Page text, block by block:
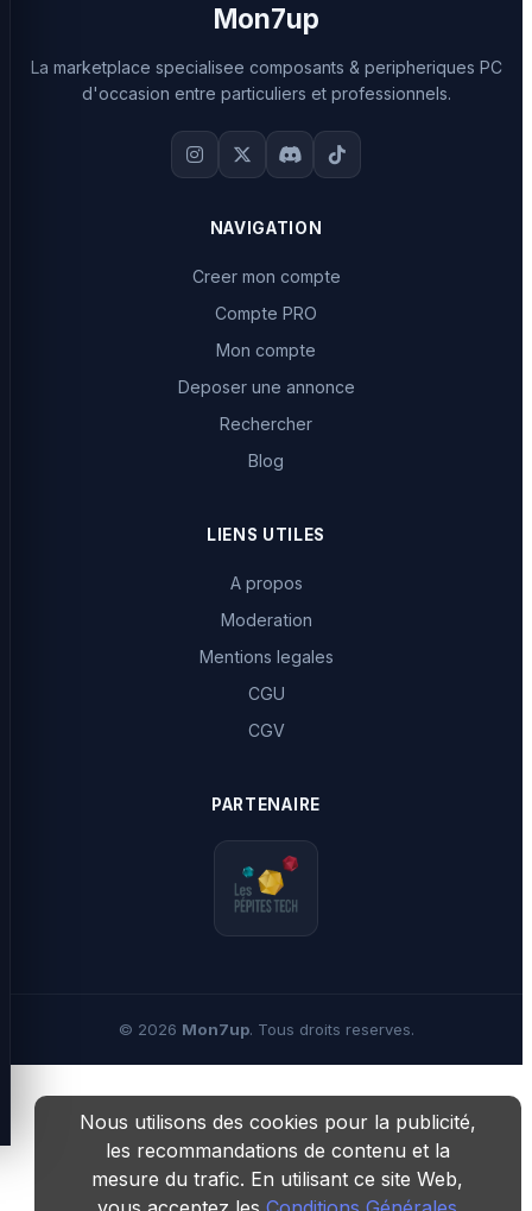
Nous utilisons des cookies pour la publicité,
les recommandations de contenu et la
mesure du trafic. En utilisant ce site Web,
Mon7up
La marketplace specialisee composants & peripheriques PC
d'occasion entre particuliers et professionnels.
NAVIGATION
Creer mon compte
Compte PRO
Mon compte
Deposer une annonce
Rechercher
Blog
LIENS UTILES
A propos
Moderation
Mentions legales
CGU
CGV
PARTENAIRE
© 2026 Mon7up. Tous droits reserves.